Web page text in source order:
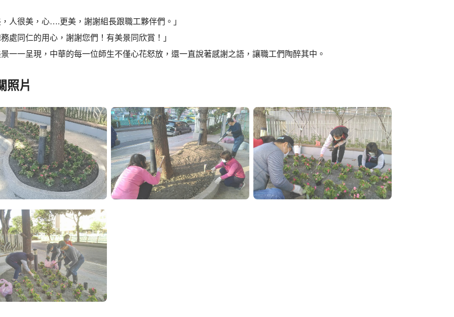
人很美，心….更美，謝謝組長跟職工夥伴們。」
處同仁的用心，謝謝您們！有美景同欣賞！」
一一呈現，中華的每一位師生不僅心花怒放，還一直說著感謝之語，讓職工們陶醉其中。
照片